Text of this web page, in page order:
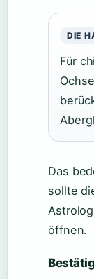
DIE
Für
Das
sollte
öffnen.